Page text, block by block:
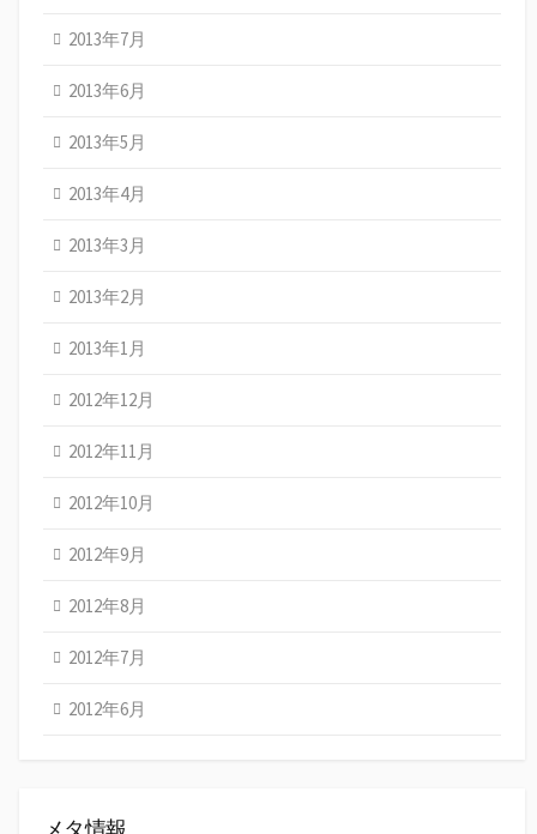
2013年7月
2013年6月
2013年5月
2013年4月
2013年3月
2013年2月
2013年1月
2012年12月
2012年11月
2012年10月
2012年9月
2012年8月
2012年7月
2012年6月